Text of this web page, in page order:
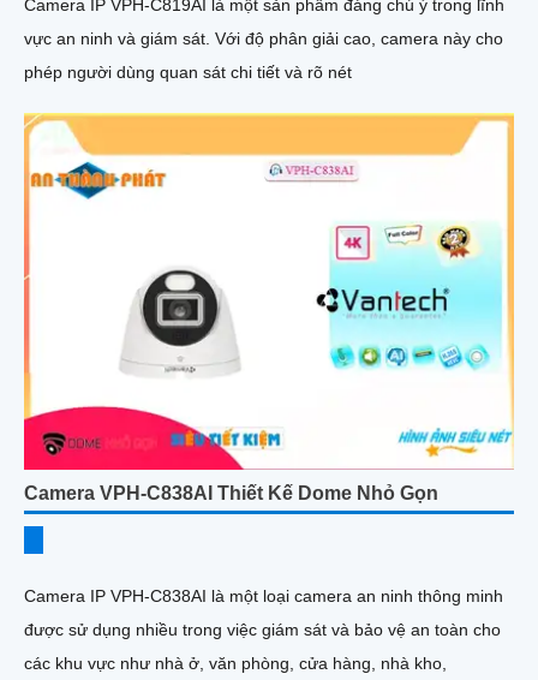
Camera IP VPH-C819AI là một sản phẩm đáng chú ý trong lĩnh
vực an ninh và giám sát. Với độ phân giải cao, camera này cho
phép người dùng quan sát chi tiết và rõ nét
Camera VPH-C838AI Thiết Kế Dome Nhỏ Gọn
Camera IP VPH-C838AI là một loại camera an ninh thông minh
được sử dụng nhiều trong việc giám sát và bảo vệ an toàn cho
các khu vực như nhà ở, văn phòng, cửa hàng, nhà kho,